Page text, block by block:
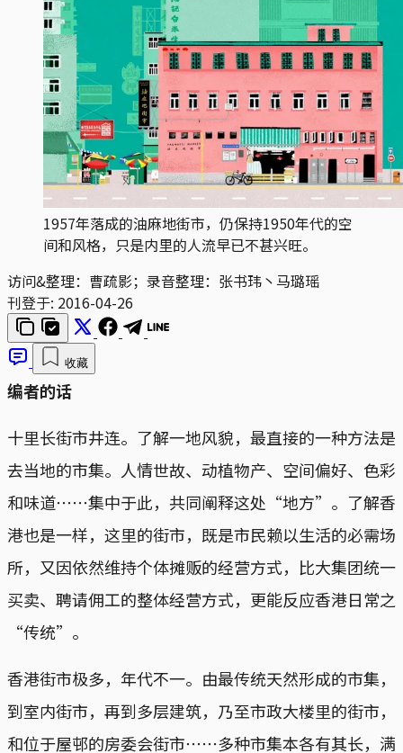
1957年落成的油麻地街市，仍保持1950年代的空
间和风格，只是内里的人流早已不甚兴旺。
访问&整理：曹疏影；录音整理：张书玮丶马璐瑶
刊登于: 2016-04-26
收藏
编者的话
十里长街市井连。了解一地风貌，最直接的一种方法是
去当地的市集。人情世故、动植物产、空间偏好、色彩
和味道⋯⋯集中于此，共同阐释这处“地方”。了解香
港也是一样，这里的街市，既是市民赖以生活的必需场
所，又因依然维持个体摊贩的经营方式，比大集团统一
买卖、聘请佣工的整体经营方式，更能反应香港日常之
“传统”。
香港街市极多，年代不一。由最传统天然形成的市集，
到室内街市，再到多层建筑，乃至市政大楼里的街市，
和位于屋邨的房委会街市⋯⋯多种市集本各有其长，满